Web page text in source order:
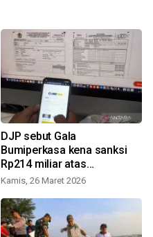
DJP sebut Gala
Bumiperkasa kena sanksi
Rp214 miliar atas
penyelewengan laporan SPT
Kamis, 26 Maret 2026